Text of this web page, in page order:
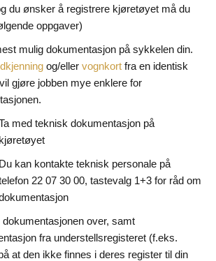
du ønsker å registrere kjøretøyet må du
oppgaver)
mulig dokumentasjon på sykkelen din.
og/eller vognkortfra en identisk
gjøre jobben mye enklere for
med teknisk dokumentasjon på
kjøretøyet
Du kan kontakte teknisk personale på
22 07 30 00, tastevalg 1+3 for råd om
dokumentasjonen over, samt
fra understellsregisteret (f.eks.
at den ikke finnes i deres register til din